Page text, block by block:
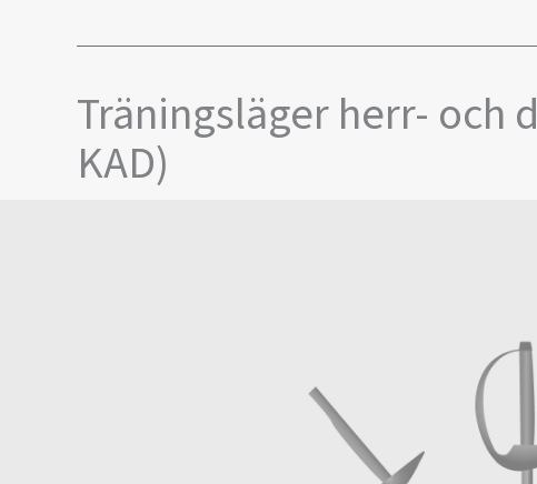
Träningsläger herr- och
KAD)